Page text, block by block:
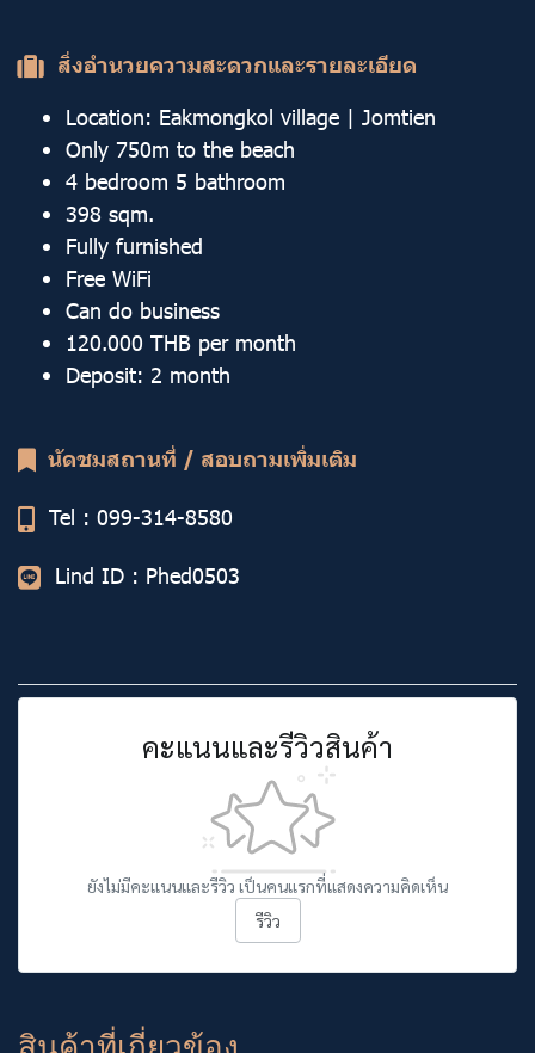
สิ่งอำนวยความสะดวกและรายละเอียด
Location: Eakmongkol village | Jomtien
Only 750m to the beach
4 bedroom 5 bathroom
398 sqm.
Fully furnished
Free WiFi
Can do business
120.000 THB per month
Deposit: 2 month
นัดชมสถานที่ / สอบถามเพิ่มเติม
Tel : 099-314-8580
Lind ID : Phed0503
คะแนนและรีวิวสินค้า
ยังไม่มีคะแนนและรีวิว เป็นคนแรกที่แสดงความคิดเห็น
รีวิว